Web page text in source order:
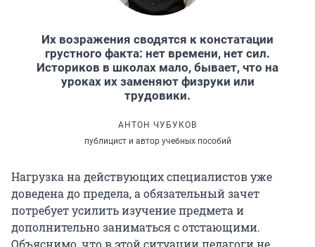
Их возражения сводятся к констатации
грустного факта: нет времени, нет сил.
Историков в школах мало, бывает, что на
уроках их заменяют физруки или
трудовики.
АНТОН ЧУБУКОВ
публицист и автор учебных пособий
Нагрузка на действующих специалистов уже
доведена до предела, а обязательный зачет
потребует усилить изучение предмета и
дополнительно заниматься с отстающими.